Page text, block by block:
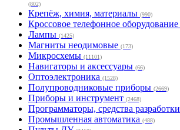
(802)
Крепёж, химия, материалы (990)
Кроссовое телефонное оборудование
Лампы (1425)
Магниты неодимовые (173)
Микросхемы (11101)
Навигаторы и аксессуары (66)
Оптоэлектроника (1528)
Полупроводниковые приборы (2669)
Приборы и инструмент (2468)
Программаторы, средства разработки
Промышленная автоматика (488)